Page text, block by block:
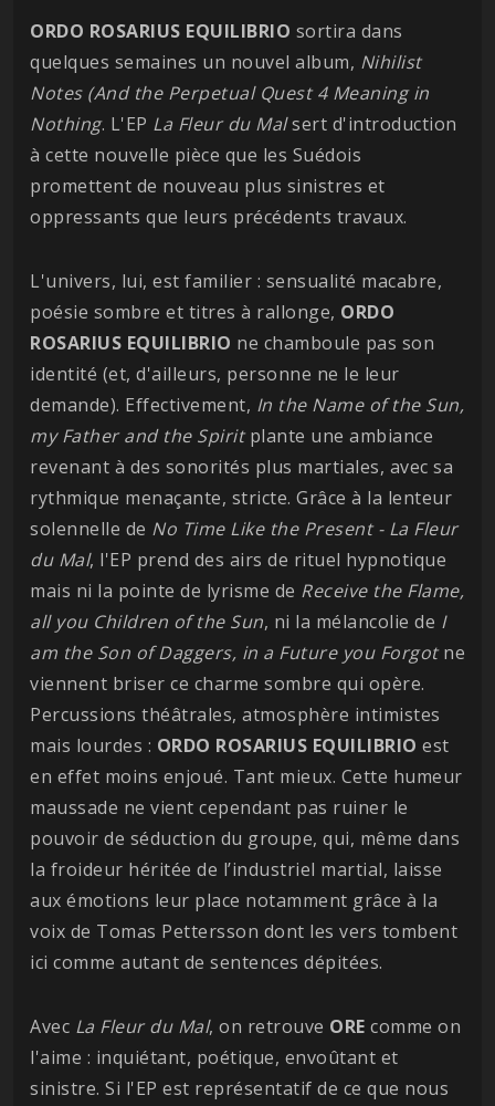
ORDO ROSARIUS EQUILIBRIO sortira dans
quelques semaines un nouvel album, Nihilist
Notes (And the Perpetual Quest 4 Meaning in
Nothing. L'EP La Fleur du Malsert d'introduction
à cette nouvelle pièce que les Suédois
promettent de nouveau plus sinistres et
oppressants que leurs précédents travaux.
L'univers, lui, est familier : sensualité macabre,
poésie sombre et titres à rallonge, ORDO
ROSARIUS EQUILIBRIO ne chamboule pas son
identité (et, d'ailleurs, personne ne le leur
demande). Effectivement, In the Name of the Sun,
my Father and the Spiritplante une ambiance
revenant à des sonorités plus martiales, avec sa
rythmique menaçante, stricte. Grâce à la lenteur
solennelle de No Time Like the Present - La Fleur
du Mal, l'EP prend des airs de rituel hypnotique
mais ni la pointe de lyrisme de Receive the Flame,
all you Children of the Sun, ni la mélancolie de I
am the Son of Daggers, in a Future you Forgotne
viennent briser ce charme sombre qui opère.
Percussions théâtrales, atmosphère intimistes
mais lourdes : ORDO ROSARIUS EQUILIBRIO est
en effet moins enjoué. Tant mieux. Cette humeur
maussade ne vient cependant pas ruiner le
pouvoir de séduction du groupe, qui, même dans
la froideur héritée de l’industriel martial, laisse
aux émotions leur place notamment grâce à la
voix de Tomas Pettersson dont les vers tombent
ici comme autant de sentences dépitées.
Avec La Fleur du Mal, on retrouve ORE comme on
l'aime : inquiétant, poétique, envoûtant et
sinistre. Si l'EP est représentatif de ce que nous